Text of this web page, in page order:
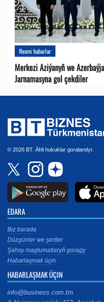
Resmi habarlar
Merkezi Aziýanyň we
Jarnamasyna gol çekdiler
© 2026 BT. Ähli hukuklar goralandyr.
EDARA
Biz barada
Düzgünler we şertler
Şahsy maglumatlaryň goragy
Habarlaşmak üçin
HABARLAŞMAK ÜÇIN
info@business.com.tm